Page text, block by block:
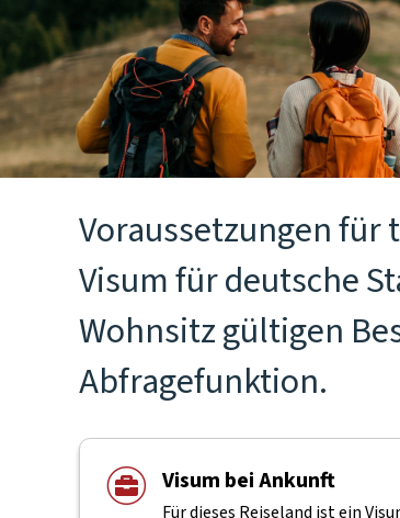
Voraussetzungen für
Visum für deutsche
Wohnsitz gültigen
Abfragefunktion.
Visum bei Ankunft
Für dieses Reiseland ist ein